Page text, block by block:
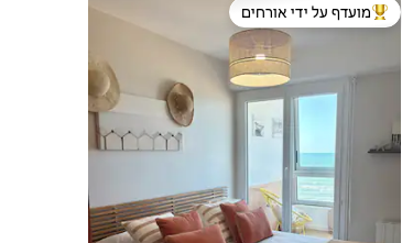
מוביל בקרב נכסים מועדפים על ידי אורחים
מועדף על ידי אורחים